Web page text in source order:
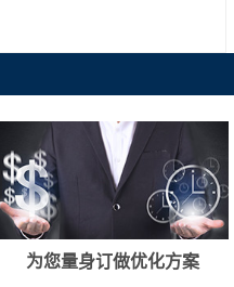
为您量身订做优化方案